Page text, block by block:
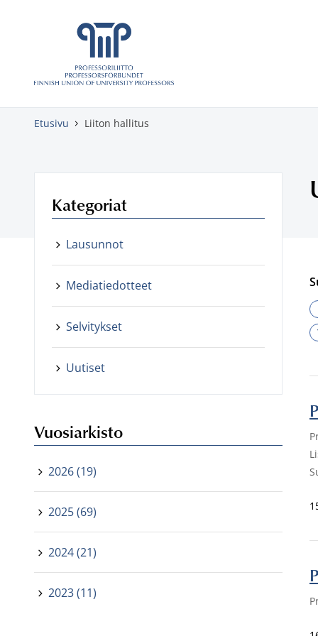
Skippaa sisältö
Etusivu Liiton hallitus
Kategoriat
Lausunnot
Mediatiedotteet
Selvitykset
Uutiset
Vuosiarkisto
2026 (19)
2025 (69)
2024 (21)
2023 (11)